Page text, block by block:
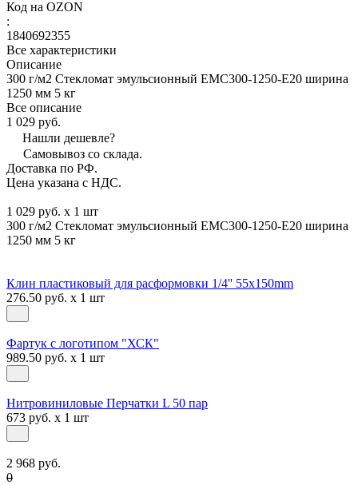
Код на OZON
:
1840692355
Все характеристики
Описание
300 г/м2 Стекломат эмульсионный EMC300-1250-E20 ширина
1250 мм 5 кг
Все описание
1 029 руб.
Нашли дешевле?
Самовывоз со склада.
Доставка по РФ.
Цена указана с НДС.
1 029 руб. x 1 шт
300 г/м2 Стекломат эмульсионный EMC300-1250-E20 ширина
1250 мм 5 кг
Клин пластиковый для расформовки 1/4'' 55х150mm
276.50 руб. x 1 шт
Фартук с логотипом "ХСК"
989.50 руб. x 1 шт
Нитровиниловые Перчатки L 50 пар
673 руб. x 1 шт
2 968 руб.
0